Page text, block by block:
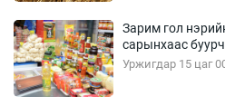
Зарим гол
сарынхаас
Уржигдар 15 цаг